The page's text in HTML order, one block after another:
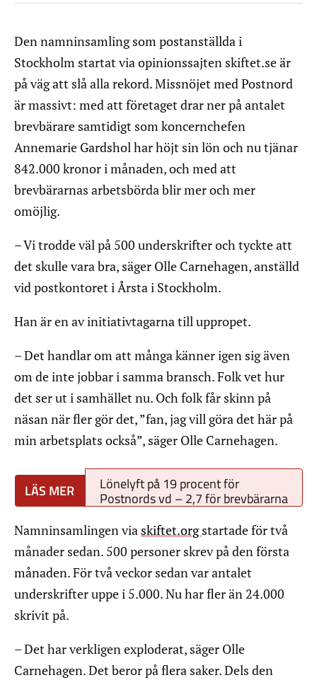
Den namninsamling som postanställda i
Stockholm startat via opinionssajten skiftet.se är
på väg att slå alla rekord. Missnöjet med Postnord
är massivt: med att företaget drar ner på antalet
brevbärare samtidigt som koncernchefen
Annemarie Gardshol har höjt sin lön och nu tjänar
842.000 kronor i månaden, och med att
brevbärarnas arbetsbörda blir mer och mer
omöjlig.
– Vi trodde väl på 500 underskrifter och tyckte att
det skulle vara bra, säger Olle Carnehagen, anställd
vid postkontoret i Årsta i Stockholm.
Han är en av initiativtagarna till uppropet.
– Det handlar om att många känner igen sig även
om de inte jobbar i samma bransch. Folk vet hur
det ser ut i samhället nu. Och folk får skinn på
näsan när fler gör det, ”fan, jag vill göra det här på
min arbetsplats också”, säger Olle Carnehagen.
Lönelyft på 19 procent för
Postnords vd – 2,7 för brevbärarna
Namninsamlingen via skiftet.orgstartade för två
månader sedan. 500 personer skrev på den första
månaden. För två veckor sedan var antalet
underskrifter uppe i 5.000. Nu har fler än 24.000
skrivit på.
– Det har verkligen exploderat, säger Olle
Carnehagen. Det beror på flera saker. Dels den